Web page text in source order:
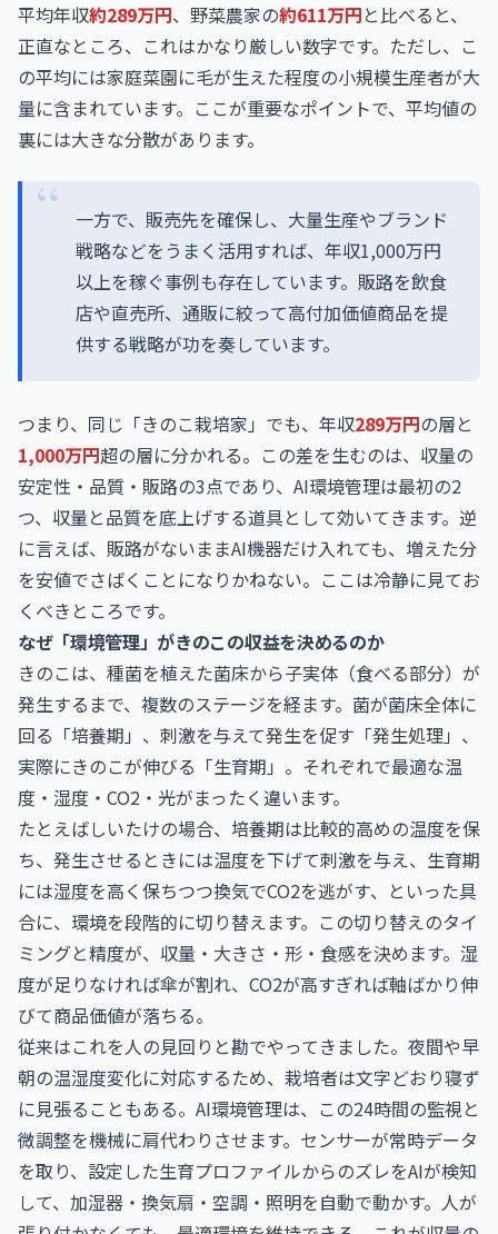
平均年収約289万円、野菜農家の約611万円と比べると、
正直なところ、これはかなり厳しい数字です。ただし、こ
の平均には家庭菜園に毛が生えた程度の小規模生産者が大
量に含まれています。ここが重要なポイントで、平均値の
裏には大きな分散があります。
一方で、販売先を確保し、大量生産やブランド
戦略などをうまく活用すれば、年収1,000万円
以上を稼ぐ事例も存在しています。販路を飲食
店や直売所、通販に絞って高付加価値商品を提
供する戦略が功を奏しています。
つまり、同じ「きのこ栽培家」でも、年収289万円の層と
1,000万円超の層に分かれる。この差を生むのは、収量の
安定性・品質・販路の3点であり、AI環境管理は最初の2
つ、収量と品質を底上げする道具として効いてきます。逆
に言えば、販路がないままAI機器だけ入れても、増えた分
を安値でさばくことになりかねない。ここは冷静に見てお
くべきところです。
なぜ「環境管理」がきのこの収益を決めるのか
きのこは、種菌を植えた菌床から子実体（食べる部分）が
発生するまで、複数のステージを経ます。菌が菌床全体に
回る「培養期」、刺激を与えて発生を促す「発生処理」、
実際にきのこが伸びる「生育期」。それぞれで最適な温
度・湿度・CO2・光がまったく違います。
たとえばしいたけの場合、培養期は比較的高めの温度を保
ち、発生させるときには温度を下げて刺激を与え、生育期
には湿度を高く保ちつつ換気でCO2を逃がす、といった具
合に、環境を段階的に切り替えます。この切り替えのタイ
ミングと精度が、収量・大きさ・形・食感を決めます。湿
度が足りなければ傘が割れ、CO2が高すぎれば軸ばかり伸
びて商品価値が落ちる。
従来はこれを人の見回りと勘でやってきました。夜間や早
朝の温湿度変化に対応するため、栽培者は文字どおり寝ず
に見張ることもある。AI環境管理は、この24時間の監視と
微調整を機械に肩代わりさせます。センサーが常時データ
を取り、設定した生育プロファイルからのズレをAIが検知
して、加湿器・換気扇・空調・照明を自動で動かす。人が